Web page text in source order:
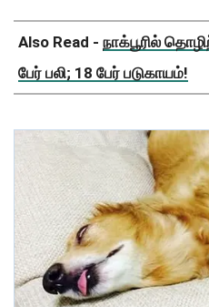
Also Read - நாக்பூரில்
பேர் பலி; 18 பேர் படுகாயம்!